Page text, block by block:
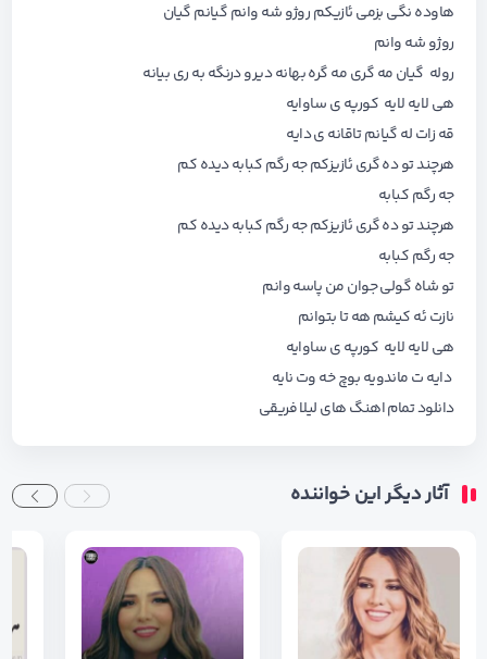
هاوده نگی بزمی ئازیکم روژو شه وانم گیانم گیان
روژو شه وانم
روله گیان مه گری مه گره بهانه دیرو درنگه به ری بیانه
هی لایه لایه کورپه ی ساوایه
قه زات له گیانم تاقانه ی دایه
هرچند تو ده گری ئازیزکم جه رگم کبابه دیده کم
جه رگم کبابه
هرچند تو ده گری ئازیزکم جه رگم کبابه دیده کم
جه رگم کبابه
تو شاه گولی جوان من پاسه وانم
نازت ئه کیشم هه تا بتوانم
هی لایه لایه کورپه ی ساوایه
دایه ت ماندویه بوچ خه وت نایه
دانلود تمام اهنگ هایلیلا فریقی
آثار دیگر این خواننده